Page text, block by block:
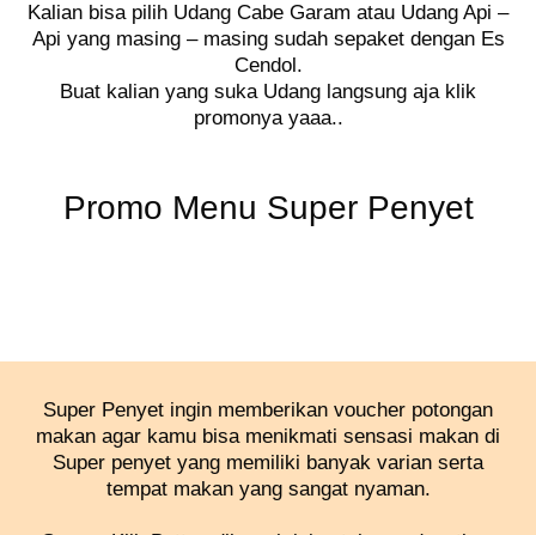
Kalian bisa pilih Udang Cabe Garam atau Udang Api –
Api yang masing – masing sudah sepaket dengan Es
Cendol.
Buat kalian yang suka Udang langsung aja klik
promonya yaaa..
Promo Menu Super Penyet
Super Penyet ingin memberikan voucher potongan
makan agar kamu bisa menikmati sensasi makan di
Super penyet yang memiliki banyak varian serta
tempat makan yang sangat nyaman.